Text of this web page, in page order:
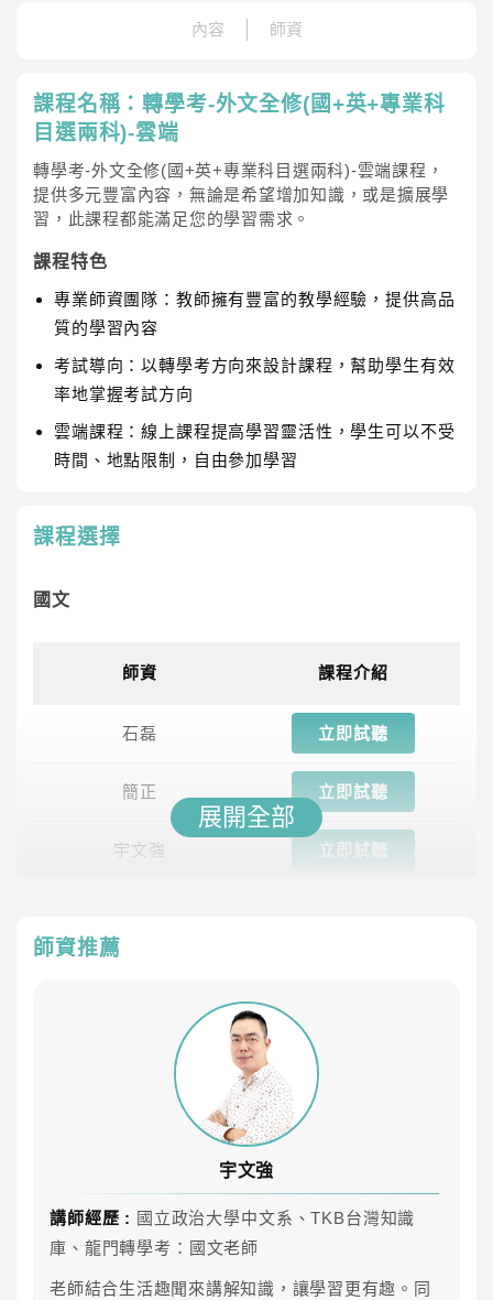
內容 師資
課程名稱：轉學考-外文全修(國+英+專業科
目選兩科)-雲端
轉學考-外文全修(國+英+專業科目選兩科)-雲端課程，
提供多元豐富內容，無論是希望增加知識，或是擴展學
習，此課程都能滿足您的學習需求。
課程特色
專業師資團隊：教師擁有豐富的教學經驗，提供高品
質的學習內容
考試導向：以轉學考方向來設計課程，幫助學生有效
率地掌握考試方向
雲端課程：線上課程提高學習靈活性，學生可以不受
時間、地點限制，自由參加學習
課程選擇
國文
師資 課程介紹
石磊 立即試聽
簡正 立即試聽
宇文強 立即試聽
立即試聽
西洋文學概論
展開全部
師資推薦
宇文強
講師經歷 : 國立政治大學中文系、TKB台灣知識
庫、龍門轉學考：國文老師
老師結合生活趣聞來講解知識，讓學習更有趣。同